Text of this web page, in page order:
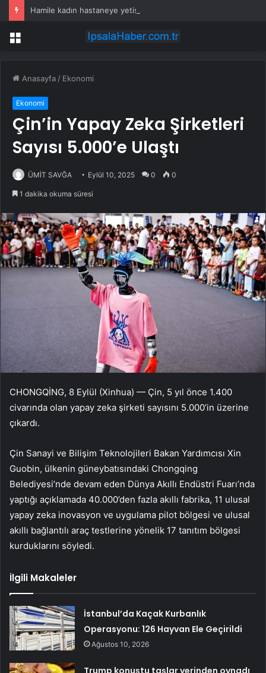
Menü
Anasayfa / Ekonomi
Ekonomi
Çin’in Yapay Zeka Şirketleri
Sayısı 5.000’e Ulaştı
ÜMİT SAVĞA Eylül 10, 2025 0 0
1 dakika okuma süresi
CHONGQİNG, 8 Eylül (Xinhua) — Çin, 5 yıl önce 1.400
civarında olan yapay zeka şirketi sayısını 5.000’in üzerine
çıkardı.
Çin Sanayi ve Bilişim Teknolojileri Bakan Yardımcısı Xin
Guobin, ülkenin güneybatısındaki Chongqing
Belediyesi’nde devam eden Dünya Akıllı Endüstri Fuarı’nda
yaptığı açıklamada 40.000’den fazla akıllı fabrika, 11 ulusal
yapay zeka inovasyon ve uygulama pilot bölgesi ve ulusal
akıllı bağlantılı araç testlerine yönelik 17 tanıtım bölgesi
kurduklarını söyledi.
İlgili Makaleler
İstanbul’da Kaçak Kurbanlık
Operasyonu: 126 Hayvan Ele Geçirildi
Ağustos 10, 2026